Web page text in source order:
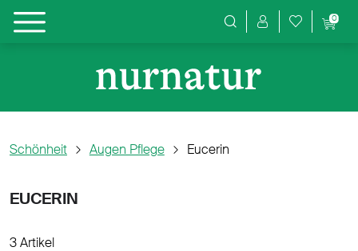
Produktsuche
0
Schönheit Augen Pflege Eucerin
EUCERIN
3 Artikel